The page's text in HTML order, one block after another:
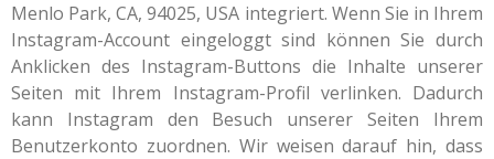
Menlo Park, CA, 94025, USA integriert. Wenn Sie in Ihrem
Instagram-Account eingeloggt sind können Sie durch
Anklicken des Instagram-Buttons die Inhalte unserer
Seiten mit Ihrem Instagram-Profil verlinken. Dadurch
kann Instagram den Besuch unserer Seiten Ihrem
Benutzerkonto zuordnen. Wir weisen darauf hin, dass